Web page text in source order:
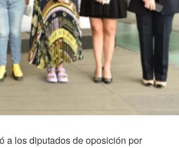
a los diputados de oposición por